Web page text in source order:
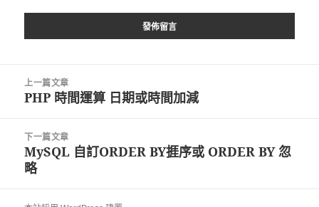
上一篇文章
上
篇
文
章:
PHP 時間運算 日期或時間加減
下一篇文章
下
一
文
MySQL 自訂ORDER BY捱序或 ORDER BY 忽
略